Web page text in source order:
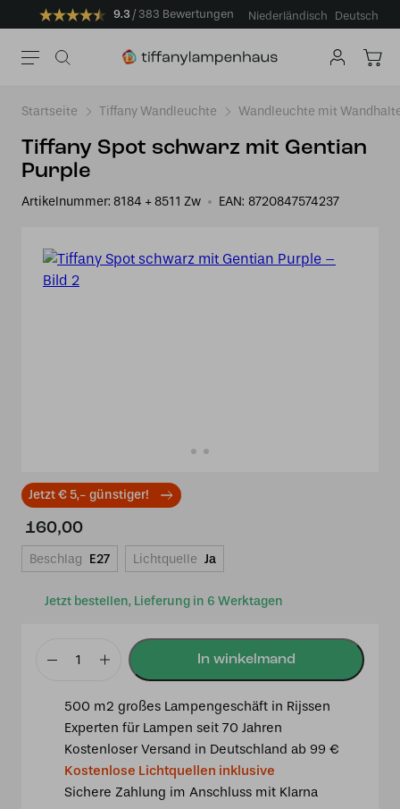
9.3 383 Bewertungen Niederländisch Deutsch
Startseite Tiffany Wandleuchte Wandleuchte mit
Tiffany Spot schwarz mit Gentian
Purple
Artikelnummer: 8184 + 8511 Zw EAN: 8720847574237
Jetzt € 5,- günstiger!
Jetzt bestellen, Lieferung in 6 Werktagen
160,00
Beschlag E27 Lichtquelle Ja
Tiffany
schwarz
Gentian
Purple
Menge
500 m2 großes Lampengeschäft in Rijssen
Experten für Lampen seit 70 Jahren
Kostenloser Versand in Deutschland ab 99 €
Kostenlose Lichtquellen inklusive
Sichere Zahlung im Anschluss mit Klarna